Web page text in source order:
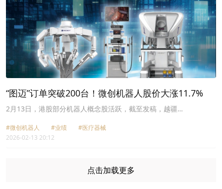
“图迈”订单突破200台！微创机器人股价大涨11.7%
2月13日，港股部分机器人概念股活跃，截至发稿，越疆
（02498.HK）涨3.62%，地平线机器人-W（09660.HK）涨2.87%；
微创机器人（02252.HK）表现尤为突出，涨幅为11.71%，领先板
#微创机器人 #业绩
#医疗器械
2026-02-13 20:12
点击加载更多